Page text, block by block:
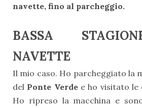
navette, fino al parcheggio.
BASSA
NAVETTE
Il mio caso. Ho parcheggiato la
del Ponte Verdee ho visitato le
Ho ripreso la macchina e